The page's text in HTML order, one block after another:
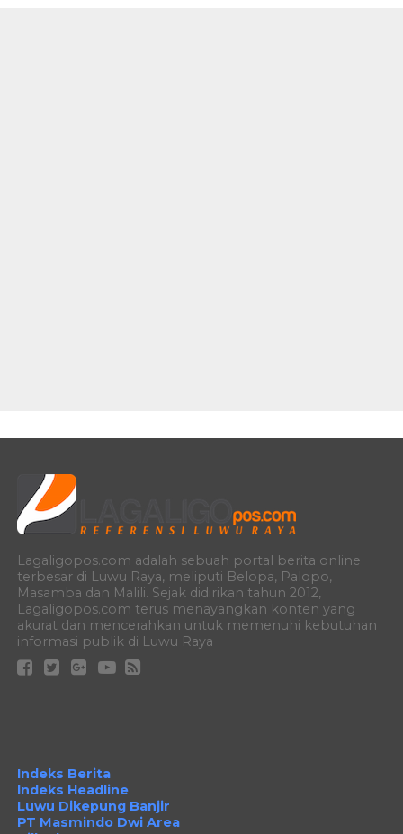
Lagaligopos.com adalah sebuah portal berita online
terbesar di Luwu Raya, meliputi Belopa, Palopo,
Masamba dan Malili. Sejak didirikan tahun 2012,
Lagaligopos.com terus menayangkan konten yang
akurat dan mencerahkan untuk memenuhi kebutuhan
informasi publik di Luwu Raya
Indeks Berita
Indeks Headline
Luwu Dikepung Banjir
PT Masmindo Dwi Area